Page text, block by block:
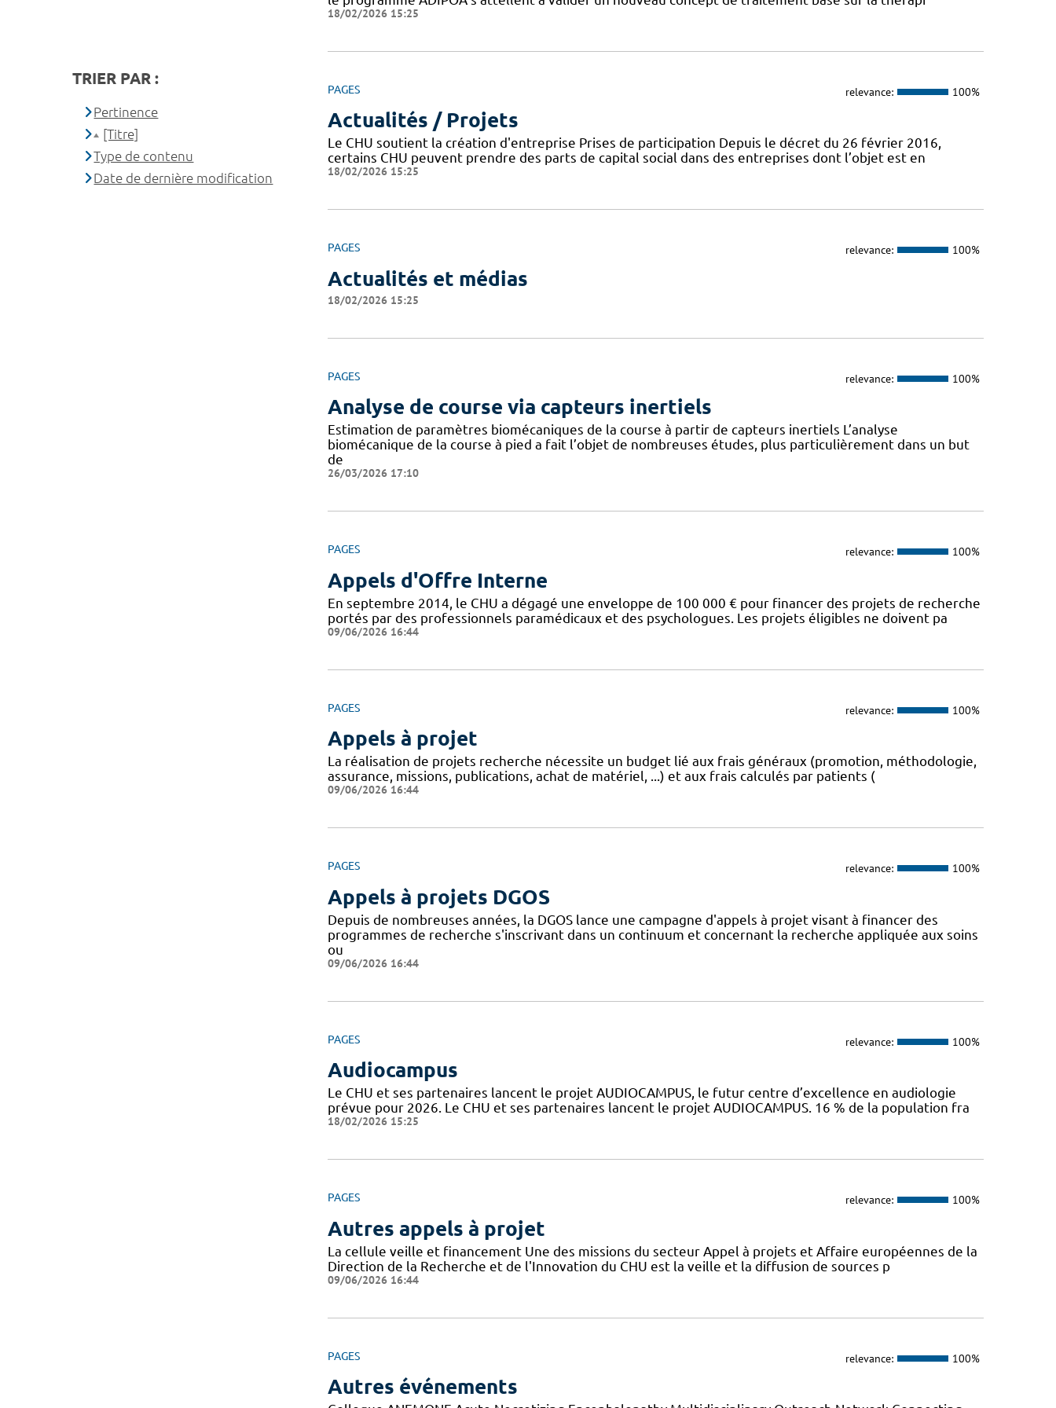
18/02/2026 15:25
PAGES relevance: 100%
Actualités / Projets
Le CHU soutient la création d'entreprise Prises de participation Depuis le décret du 26 février 2016,
certains CHU peuvent prendre des parts de capital social dans des entreprises dont l’objet est en
18/02/2026 15:25
PAGES relevance: 100%
Actualités et médias
18/02/2026 15:25
PAGES relevance: 100%
Analyse de course via capteurs inertiels
Estimation de paramètres biomécaniques de la course à partir de capteurs inertiels L’analyse
biomécanique de la course à pied a fait l’objet de nombreuses études, plus particulièrement dans un but
de
26/03/2026 17:10
PAGES relevance: 100%
Appels d'Offre Interne
En septembre 2014, le CHU a dégagé une enveloppe de 100 000 € pour financer des projets de recherche
portés par des professionnels paramédicaux et des psychologues. Les projets éligibles ne doivent pa
09/06/2026 16:44
PAGES relevance: 100%
Appels à projet
La réalisation de projets recherche nécessite un budget lié aux frais généraux (promotion, méthodologie,
assurance, missions, publications, achat de matériel, ...) et aux frais calculés par patients (
09/06/2026 16:44
PAGES relevance: 100%
Appels à projets DGOS
Depuis de nombreuses années, la DGOS lance une campagne d'appels à projet visant à financer des
programmes de recherche s'inscrivant dans un continuum et concernant la recherche appliquée aux soins
ou
09/06/2026 16:44
PAGES relevance: 100%
Audiocampus
Le CHU et ses partenaires lancent le projet AUDIOCAMPUS, le futur centre d’excellence en audiologie
prévue pour 2026. Le CHU et ses partenaires lancent le projet AUDIOCAMPUS. 16 % de la population fra
18/02/2026 15:25
PAGES relevance: 100%
Autres appels à projet
La cellule veille et financement Une des missions du secteur Appel à projets et Affaire européennes de la
Direction de la Recherche et de l'Innovation du CHU est la veille et la diffusion de sources p
09/06/2026 16:44
PAGES relevance: 100%
Autres événements
TRIER PAR :
Pertinence
[Titre]
Type de contenu
Date de dernière modification